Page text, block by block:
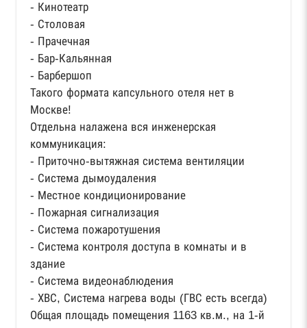
- Кинотеатр
- Столовая
- Прачечная
- Бар-Кальянная
- Барбершоп
Такого формата капсульного отеля нет в
Москве!
Отдельна налажена вся инженерская
коммуникация:
- Приточно-вытяжная система вентиляции
- Система дымоудаления
- Местное кондиционирование
- Пожарная сигнализация
- Система пожаротушения
- Система контроля доступа в комнаты и в
здание
- Система видеонаблюдения
- ХВС, Система нагрева воды (ГВС есть всегда)
Общая площадь помещения 1163 кв.м., на 1-й